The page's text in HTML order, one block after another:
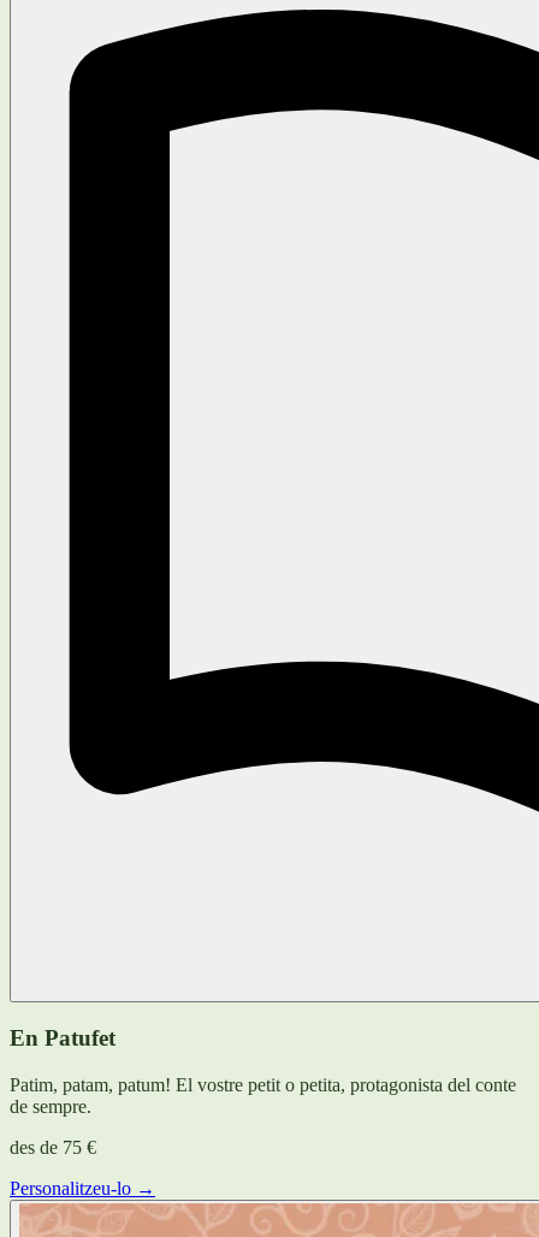
En Patufet
Patim, patam, patum! El vostre petit o petita, protagonista del conte
de sempre.
des de 75 €
Personalitzeu-lo →